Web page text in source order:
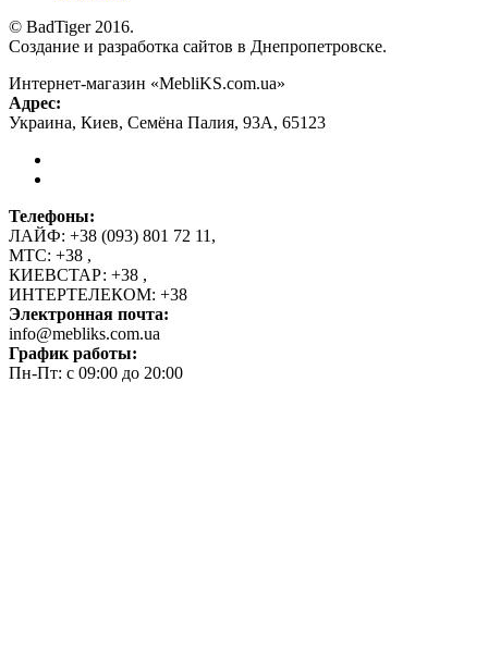
© BadTiger 2016.
Создание и разработка сайтов в Днепропетровске.
Интернет-магазин «MebliKS.com.ua»
Адрес:
Украина, Киев, Семёна Палия, 93А, 65123
Телефоны:
ЛАЙФ: +38 (093) 801 72 11 ,
МТС: +38 ,
КИЕВСТАР: +38 ,
ИНТЕРТЕЛЕКОМ: +38
Электронная почта:
info@mebliks.com.ua
График работы:
Пн-Пт: с 09:00 до 20:00